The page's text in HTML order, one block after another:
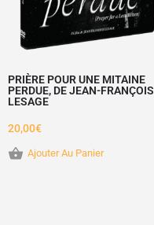
PRIÈRE POUR UNE MITAINE
PERDUE, DE JEAN-FRANÇOIS
LESAGE
20,00€
Ajouter Au Panier